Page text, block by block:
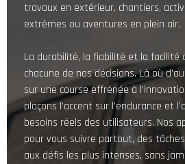
travaux en extérieur, chantiers,
extrêmes ou aventures en plein air.
La durabilité, la fiabilité et la facilité
chacune de nos décisions. Là où
sur une course effrénée à
plaçons l’accent sur l’endurance et
besoins réels des utilisateurs. Nos
pour vous suivre partout, des
aux défis les plus intenses, sans